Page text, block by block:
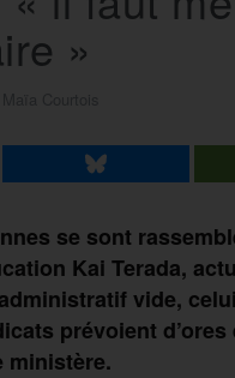
»
se sont
Kai Terada,
vide,
prévoient
ministère.